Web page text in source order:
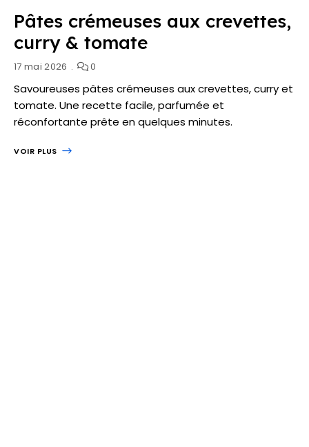
Pâtes crémeuses aux crevettes,
curry & tomate
17 mai 2026 0
Savoureuses pâtes crémeuses aux crevettes, curry et
tomate. Une recette facile, parfumée et
réconfortante prête en quelques minutes.
VOIR PLUS